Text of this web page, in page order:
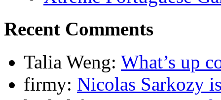
Recent Comments
Talia Weng: What’s up
firmy: Nicolas Sarkozy